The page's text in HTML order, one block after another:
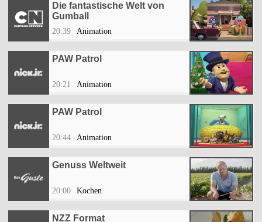
Die fantastische Welt von
Gumball
20:39 Animation
PAW Patrol
20:21 Animation
PAW Patrol
20:44 Animation
Genuss Weltweit
20:00 Kochen
NZZ Format